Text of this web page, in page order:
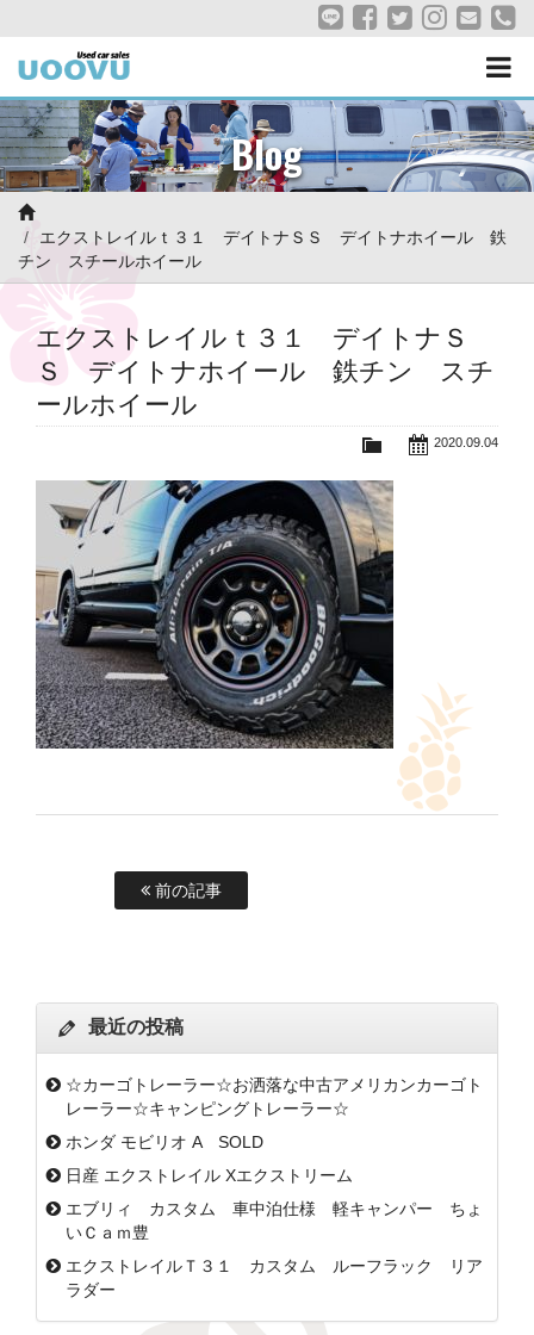
Blog
エクストレイルｔ３１ デイトナＳＳ デイトナホイール 鉄
チン スチールホイール
エクストレイルｔ３１ デイトナＳ
Ｓ デイトナホイール 鉄チン スチ
ールホイール
2020.09.04
前の記事
最近の投稿
☆カーゴトレーラー☆お洒落な中古アメリカンカーゴト
レーラー☆キャンピングトレーラー☆
ホンダ モビリオ A SOLD
日産 エクストレイル Xエクストリーム
エブリィ カスタム 車中泊仕様 軽キャンパー ちょ
いＣａｍ豊
エクストレイルＴ３１ カスタム ルーフラック リア
ラダー